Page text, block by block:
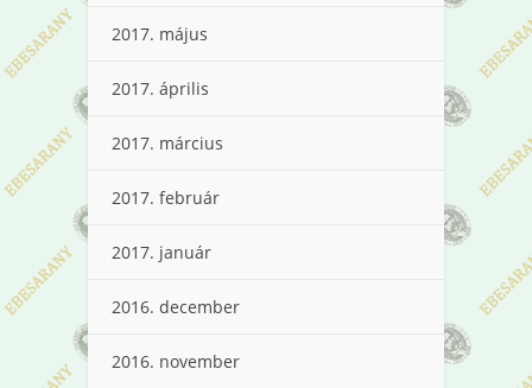
2017. május
2017. április
2017. március
2017. február
2017. január
2016. december
2016. november